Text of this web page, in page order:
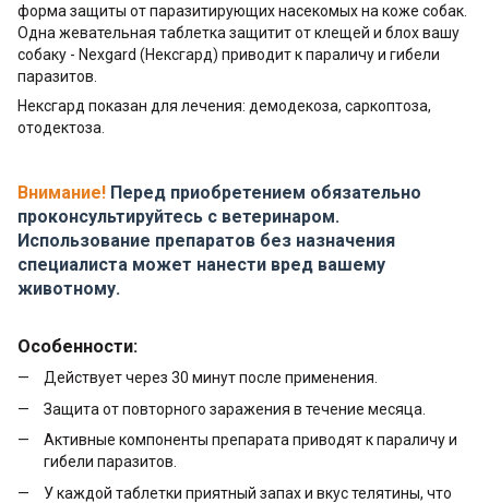
форма защиты от паразитирующих насекомых на коже собак.
Одна жевательная таблетка защитит от клещей и блох вашу
собаку - Nexgard (Нексгард) приводит к параличу и гибели
паразитов.
Нексгард показан для лечения: демодекоза, саркоптоза,
отодектоза.
Внимание! Перед приобретением обязательно
проконсультируйтесь с ветеринаром.
Использование препаратов без назначения
специалиста может нанести вред вашему
животному.
Особенности:
Действует через 30 минут после применения.
Защита от повторного заражения в течение месяца.
Активные компоненты препарата приводят к параличу и
гибели паразитов.
У каждой таблетки приятный запах и вкус телятины, что